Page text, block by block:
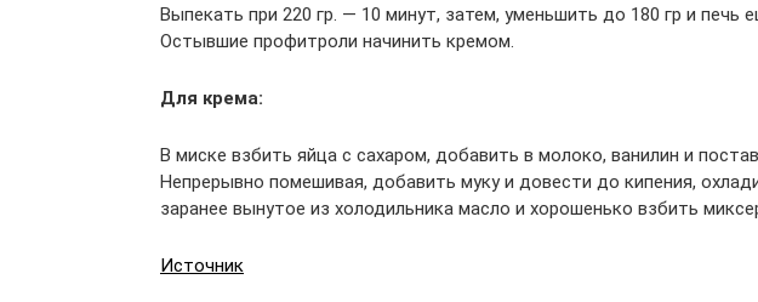
Выпекать при 220 гр. — 10 минут, затем, уменьшить до 180 гр и печь
Остывшие профитроли начинить кремом.
Для крема:
В миске взбить яйца с сахаром, добавить в молоко, ванилин и
Непрерывно помешивая, добавить муку и довести до кипения,
заранее вынутое из холодильника масло и хорошенько взбить
Источник